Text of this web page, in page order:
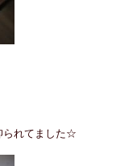
られてました☆